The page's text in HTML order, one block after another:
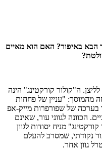
הבא באיפור? האם הוא מאיים
ה"קולור קורקטינג" הינה
מהמוסך: "עניין של פחחות
בערכה של שפורפרות מייק-אפ
הכוונה לגווני עור, שאינם
מניח יסודות לגוון
נקודתי, שמסרב להעלם
גוון אחר.